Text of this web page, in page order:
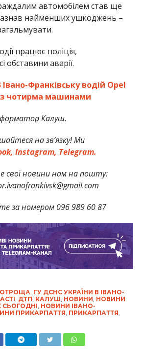
автомобілем став ще
найменших ушкоджень –
працює поліція,
обставини аварії.
Івано-Франківську водій Opel
чотирма машинами
Калуш.
на зв’язку! Ми
Instagram, Telegram.
свої новини нам на пошту:
за номером 096 989 60 87
ГУ ДСНС УКРАЇНИ В ІВАНО-
ДТП КАЛУШ НОВИНИ НОВИНИ
СЬОГОДНІ НОВИНИ ІВАНО-
ПРИКАРПАТТЯ ПРИКАРПАТТЯ